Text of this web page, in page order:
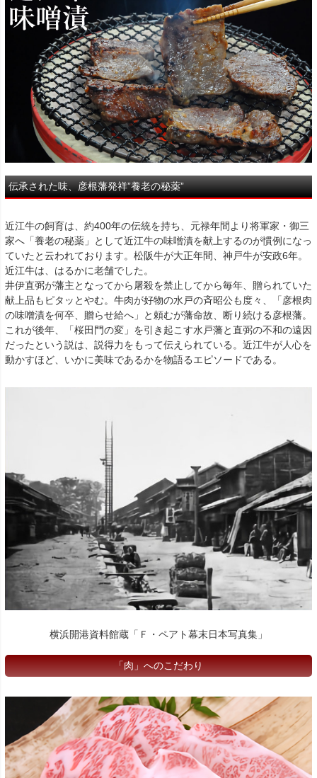
伝承された味、彦根藩発祥”養老の秘薬”
近江牛の飼育は、約400年の伝統を持ち、元禄年間より将軍家・御三
家へ「養老の秘薬」として近江牛の味噌漬を献上するのが慣例になっ
ていたと云われております。松阪牛が大正年間、神戸牛が安政6年。
近江牛は、はるかに老舗でした。
井伊直弼が藩主となってから屠殺を禁止してから毎年、贈られていた
献上品もピタッとやむ。牛肉が好物の水戸の斉昭公も度々、「彦根肉
の味噌漬を何卒、贈らせ給へ」と頼むが藩命故、断り続ける彦根藩。
これが後年、「桜田門の変」を引き起こす水戸藩と直弼の不和の遠因
だったという説は、説得力をもって伝えられている。近江牛が人心を
動かすほど、いかに美味であるかを物語るエピソードである。
横浜開港資料館蔵「Ｆ・ペアト幕末日本写真集」
「肉」へのこだわり